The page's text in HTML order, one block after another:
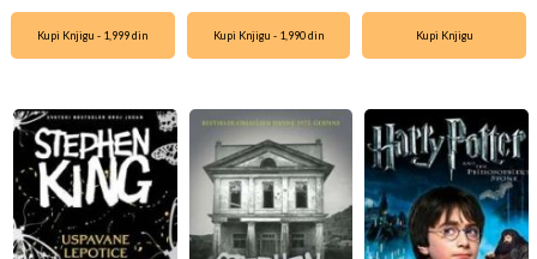
Kupi Knjigu - 1,999 din Kupi Knjigu - 1,990 din Kupi Knjigu